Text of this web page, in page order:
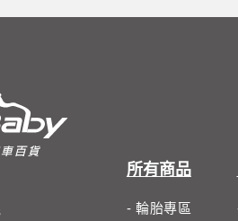
所有商品
- 輪胎專區